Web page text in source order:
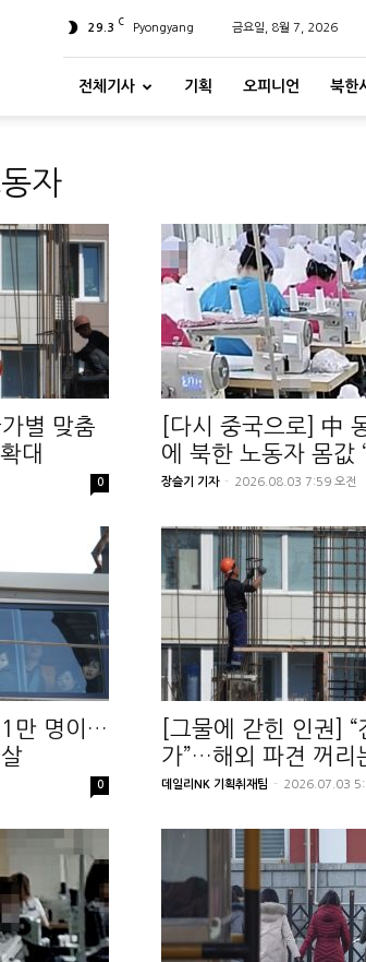
29.3 C Pyongyang 금요일, 8월 7, 2026
전체기사 기획 오피니언 북한
자
별 맞춤
대
0
[다시 중국으로] 中
에 북한 노동자 몸값
장슬기 기자 - 2026.08.03 7:59 오전
1만 명이…
0
[그물에 갇힌 인권]
가”…해외 파견 꺼리
데일리NK 기획취재팀 - 2026.07.03